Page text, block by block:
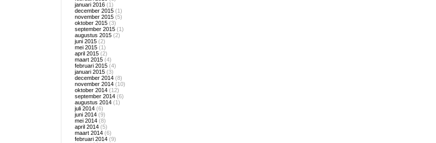
januari 2016 (1)
december 2015 (1)
november 2015 (5)
oktober 2015 (3)
september 2015 (1)
augustus 2015 (2)
juni 2015 (2)
mei 2015 (1)
april 2015 (2)
maart 2015 (4)
februari 2015 (4)
januari 2015 (3)
december 2014 (8)
november 2014 (10)
oktober 2014 (12)
september 2014 (6)
augustus 2014 (1)
juli 2014 (6)
juni 2014 (9)
mei 2014 (8)
april 2014 (5)
maart 2014 (6)
februari 2014 (9)